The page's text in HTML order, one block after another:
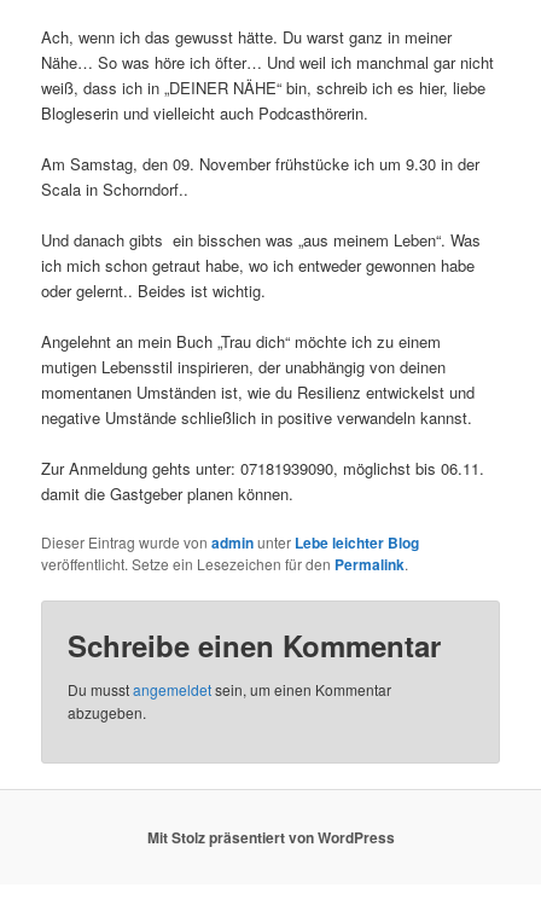
Ach, wenn ich das gewusst hätte. Du warst ganz in meiner
Nähe… So was höre ich öfter… Und weil ich manchmal gar nicht
weiß, dass ich in „DEINER NÄHE“ bin, schreib ich es hier, liebe
Blogleserin und vielleicht auch Podcasthörerin.
Am Samstag, den 09. November frühstücke ich um 9.30 in der
Scala in Schorndorf..
Und danach gibts ein bisschen was „aus meinem Leben“. Was
ich mich schon getraut habe, wo ich entweder gewonnen habe
oder gelernt.. Beides ist wichtig.
Angelehnt an mein Buch „Trau dich“ möchte ich zu einem
mutigen Lebensstil inspirieren, der unabhängig von deinen
momentanen Umständen ist, wie du Resilienz entwickelst und
negative Umstände schließlich in positive verwandeln kannst.
Zur Anmeldung gehts unter: 07181939090, möglichst bis 06.11.
damit die Gastgeber planen können.
Dieser Eintrag wurde vonadminunter Lebe leichter Blog
veröffentlicht. Setze ein Lesezeichen für den Permalink.
Schreibe einen Kommentar
Du musstangemeldetsein, um einen Kommentar
abzugeben.
Mit Stolz präsentiert von WordPress